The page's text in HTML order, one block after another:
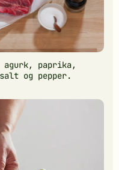
paprika,
og pepper.